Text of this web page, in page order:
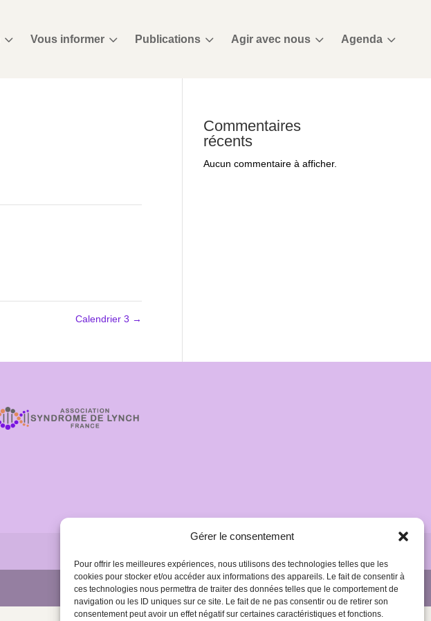
Gérer le consentement
Pour offrir les meilleures expériences, nous utilisons des technologies telles que les
cookies pour stocker et/ou accéder aux informations des appareils. Le fait de consentir à
ces technologies nous permettra de traiter des données telles que le comportement de
navigation ou les ID uniques sur ce site. Le fait de ne pas consentir ou de retirer son
consentement peut avoir un effet négatif sur certaines caractéristiques et fonctions.
3 Vous informer 3 Publications 3 Agir avec nous 3 Agenda 3
Calendrier 3 →
Commentaires
récents
Aucun commentaire à afficher.